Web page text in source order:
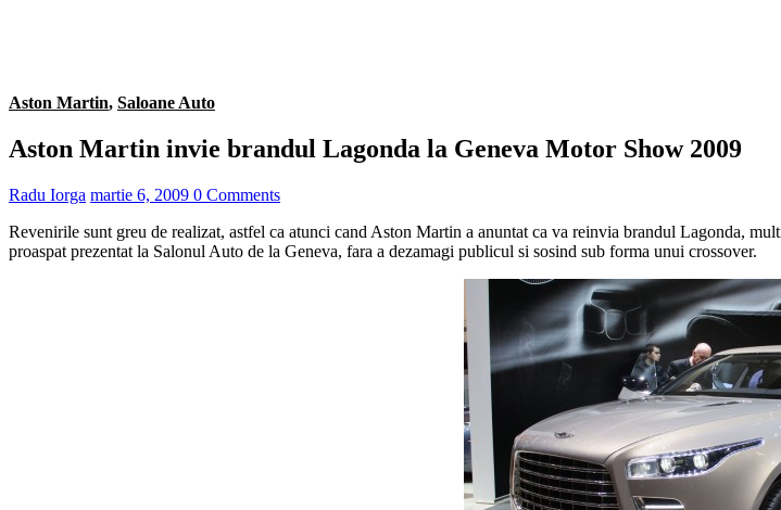
Aston Martin, Saloane Auto
Aston Martin invie brandul Lagonda la Geneva Motor Show 2009
Radu Iorga martie 6, 2009 0 Comments
Revenirile sunt greu de realizat, astfel ca atunci cand Aston Martin a anuntat ca va reinvia brandul Lagonda,
proaspat prezentat la Salonul Auto de la Geneva, fara a dezamagi publicul si sosind sub forma unui crossover.